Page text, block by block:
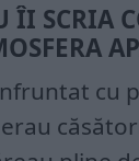
ÎI SCRIA
cu